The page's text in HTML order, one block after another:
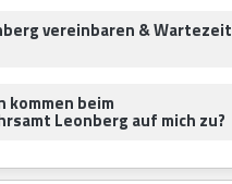
vereinbaren & Wartezeit
kommen beim
Leonberg auf mich zu?